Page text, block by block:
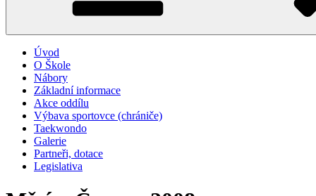
Úvod
O Škole
Nábory
Základní informace
Akce oddílu
Výbava sportovce (chrániče)
Taekwondo
Galerie
Partneři, dotace
Legislativa